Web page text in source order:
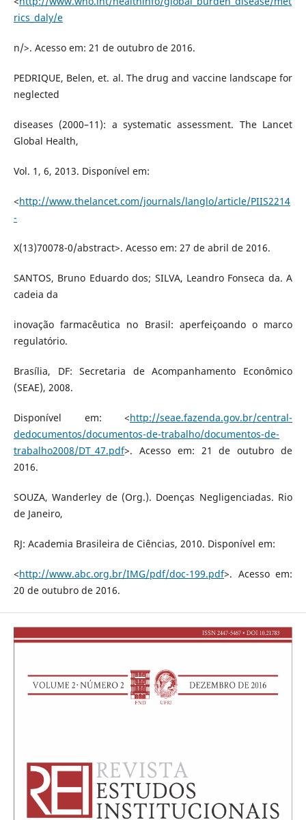
rics_daly/e
n/>. Acesso em: 21 de outubro de 2016.
PEDRIQUE, Belen, et. al. The drug and vaccine landscape for
neglected
diseases (2000–11): a systematic assessment. The Lancet
Global Health,
Vol. 1, 6, 2013. Disponível em:
<http://www.thelancet.com/journals/langlo/article/PIIS2214
-
X(13)70078-0/abstract>. Acesso em: 27 de abril de 2016.
SANTOS, Bruno Eduardo dos; SILVA, Leandro Fonseca da. A
cadeia da
inovação farmacêutica no Brasil: aperfeiçoando o marco
regulatório.
Brasília, DF: Secretaria de Acompanhamento Econômico
(SEAE), 2008.
Disponível em: <http://seae.fazenda.gov.br/central-
dedocumentos/documentos-de-trabalho/documentos-de-
trabalho2008/DT_47.pdf>. Acesso em: 21 de outubro de
2016.
SOUZA, Wanderley de (Org.). Doenças Negligenciadas. Rio
de Janeiro,
RJ: Academia Brasileira de Ciências, 2010. Disponível em:
<http://www.abc.org.br/IMG/pdf/doc-199.pdf>. Acesso em:
20 de outubro de 2016.